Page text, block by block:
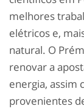
melhores
elétricos e,
natural. O
renovar a
energia, assim
provenientes